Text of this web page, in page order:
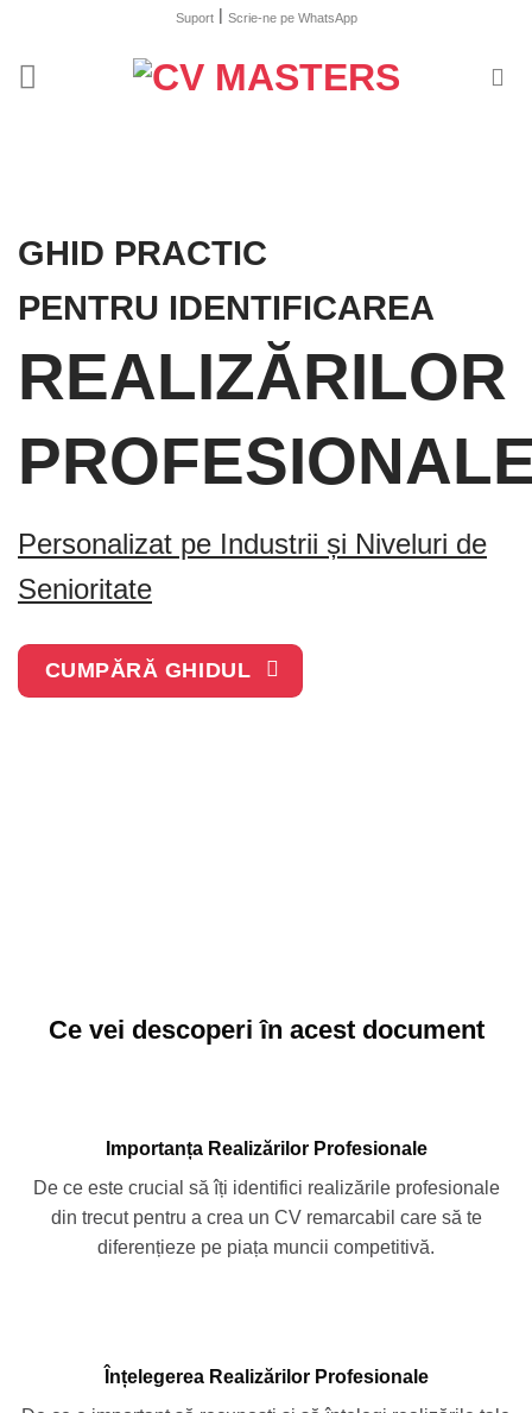
content
Suport| Scrie-ne pe WhatsApp
GHID PRACTIC
PENTRU IDENTIFICAREA
REALIZĂRILOR
Personalizat pe Industrii și Niveluri de
Senioritate
CUMPĂRĂ GHIDUL
Ce vei descoperi în acest document
Importanța Realizărilor Profesionale
De ce este crucial să îți identifici realizările profesionale
din trecut pentru a crea un CV remarcabil care să te
diferențieze pe piața muncii competitivă.
Înțelegerea Realizărilor Profesionale